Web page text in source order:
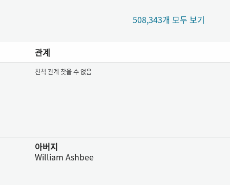
508,343개 모두 보기
관계
친척 관계 찾을 수 없음
아버지
William Ashbee